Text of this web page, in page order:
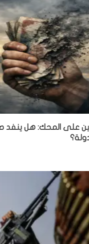
على المحك: هل ينفد